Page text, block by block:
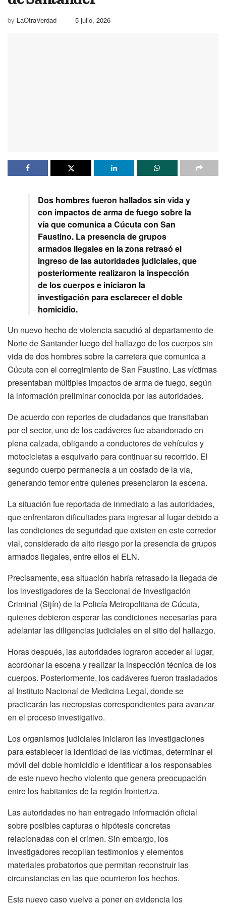
by LaOtraVerdad 5 julio, 2026
Dos hombres fueron hallados sin vida y
con impactos de arma de fuego sobre la
vía que comunica a Cúcuta con San
Faustino. La presencia de grupos
armados ilegales en la zona retrasó el
ingreso de las autoridades judiciales, que
posteriormente realizaron la inspección
de los cuerpos e iniciaron la
investigación para esclarecer el doble
homicidio.
Un nuevo hecho de violencia sacudió al departamento de
Norte de Santander luego del hallazgo de los cuerpos sin
vida de dos hombres sobre la carretera que comunica a
Cúcuta con el corregimiento de San Faustino. Las víctimas
presentaban múltiples impactos de arma de fuego, según
la información preliminar conocida por las autoridades.
De acuerdo con reportes de ciudadanos que transitaban
por el sector, uno de los cadáveres fue abandonado en
plena calzada, obligando a conductores de vehículos y
motocicletas a esquivarlo para continuar su recorrido. El
segundo cuerpo permanecía a un costado de la vía,
generando temor entre quienes presenciaron la escena.
La situación fue reportada de inmediato a las autoridades,
que enfrentaron dificultades para ingresar al lugar debido a
las condiciones de seguridad que existen en este corredor
vial, considerado de alto riesgo por la presencia de grupos
armados ilegales, entre ellos el ELN.
Precisamente, esa situación habría retrasado la llegada de
los investigadores de la Seccional de Investigación
Criminal (Sijín) de la Policía Metropolitana de Cúcuta,
quienes debieron esperar las condiciones necesarias para
adelantar las diligencias judiciales en el sitio del hallazgo.
Horas después, las autoridades lograron acceder al lugar,
acordonar la escena y realizar la inspección técnica de los
cuerpos. Posteriormente, los cadáveres fueron trasladados
al Instituto Nacional de Medicina Legal, donde se
practicarán las necropsias correspondientes para avanzar
en el proceso investigativo.
Los organismos judiciales iniciaron las investigaciones
para establecer la identidad de las víctimas, determinar el
móvil del doble homicidio e identificar a los responsables
de este nuevo hecho violento que genera preocupación
entre los habitantes de la región fronteriza.
Las autoridades no han entregado información oficial
sobre posibles capturas o hipótesis concretas
relacionadas con el crimen. Sin embargo, los
investigadores recopilan testimonios y elementos
materiales probatorios que permitan reconstruir las
circunstancias en las que ocurrieron los hechos.
Este nuevo caso vuelve a poner en evidencia los